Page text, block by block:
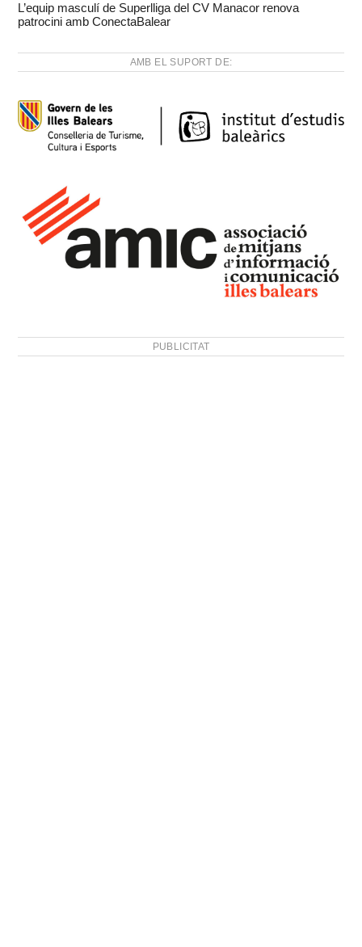
L’equip masculí de Superlliga del CV Manacor renova
patrocini amb ConectaBalear
AMB EL SUPORT DE:
PUBLICITAT